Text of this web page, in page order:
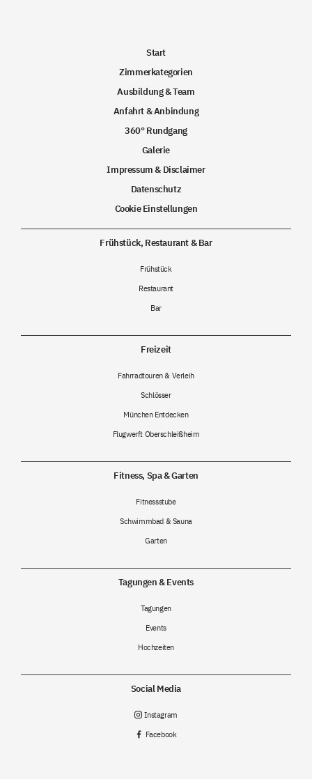
Start
Zimmerkategorien
Ausbildung & Team
Anfahrt & Anbindung
360° Rundgang
Galerie
Impressum & Disclaimer
Datenschutz
Cookie Einstellungen
Frühstück, Restaurant & Bar
Frühstück
Restaurant
Bar
Freizeit
Fahrradtouren & Verleih
Schlösser
München Entdecken
Flugwerft Oberschleißheim
Fitness, Spa & Garten
Fitnessstube
Schwimmbad & Sauna
Garten
Tagungen & Events
Tagungen
Events
Hochzeiten
Social Media
Instagram
 Facebook